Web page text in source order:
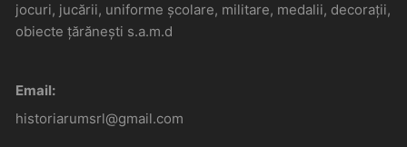
jocuri, jucării, uniforme școlare, militare, medalii, decorații,
obiecte țărănești s.a.m.d
Email:
historiarumsrl@gmail.com